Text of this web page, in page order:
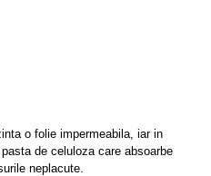
o folie impermeabila, iar in
de celuloza care absoarbe
neplacute.